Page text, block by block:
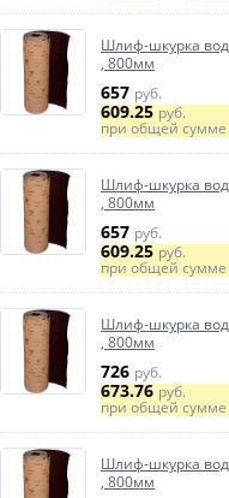
Шлиф-шкурка
, 800мм
657 руб.
609.25руб.
при общей
Шлиф-шкурка
, 800мм
657 руб.
609.25руб.
при общей
Шлиф-шкурка
, 800мм
726 руб.
673.76руб.
при общей
Шлиф-шкурка
, 800мм